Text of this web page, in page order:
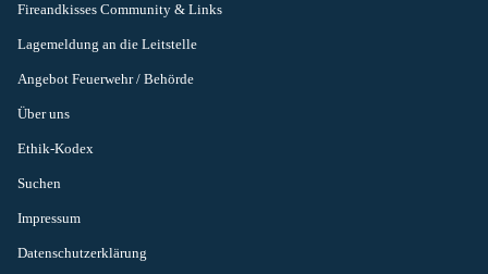
Fireandkisses Community & Links
Lagemeldung an die Leitstelle
Angebot Feuerwehr / Behörde
Über uns
Ethik-Kodex
Suchen
Impressum
Datenschutzerklärung